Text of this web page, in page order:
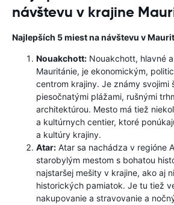
návštevu v krajine
Najlepších 5 miest na návštevu v
Nouakchott: Nouakchott, hlavné
Mauritánie, je ekonomickým,
centrom krajiny. Je známy svojimi
piesočnatými plážami, rušnými
architektúrou. Mesto má tiež
a kultúrnych centier, ktoré
a kultúry krajiny.
Atar: Atar sa nachádza v regióne
starobylým mestom s bohatou
najstaršej mešity v krajine, ako aj
historických pamiatok. Je tu tiež
nakupovanie a stravovanie a